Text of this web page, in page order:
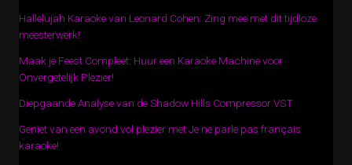
Hallelujah Karaoke van Leonard Cohen: Zing mee met dit tijdloze
meesterwerk!
Maak je Feest Compleet: Huur een Karaoke Machine voor
Onvergetelijk Plezier!
Diepgaande Analyse van de Shadow Hills Compressor VST
Geniet van een avond vol plezier met Je ne parle pas français
karaoke!